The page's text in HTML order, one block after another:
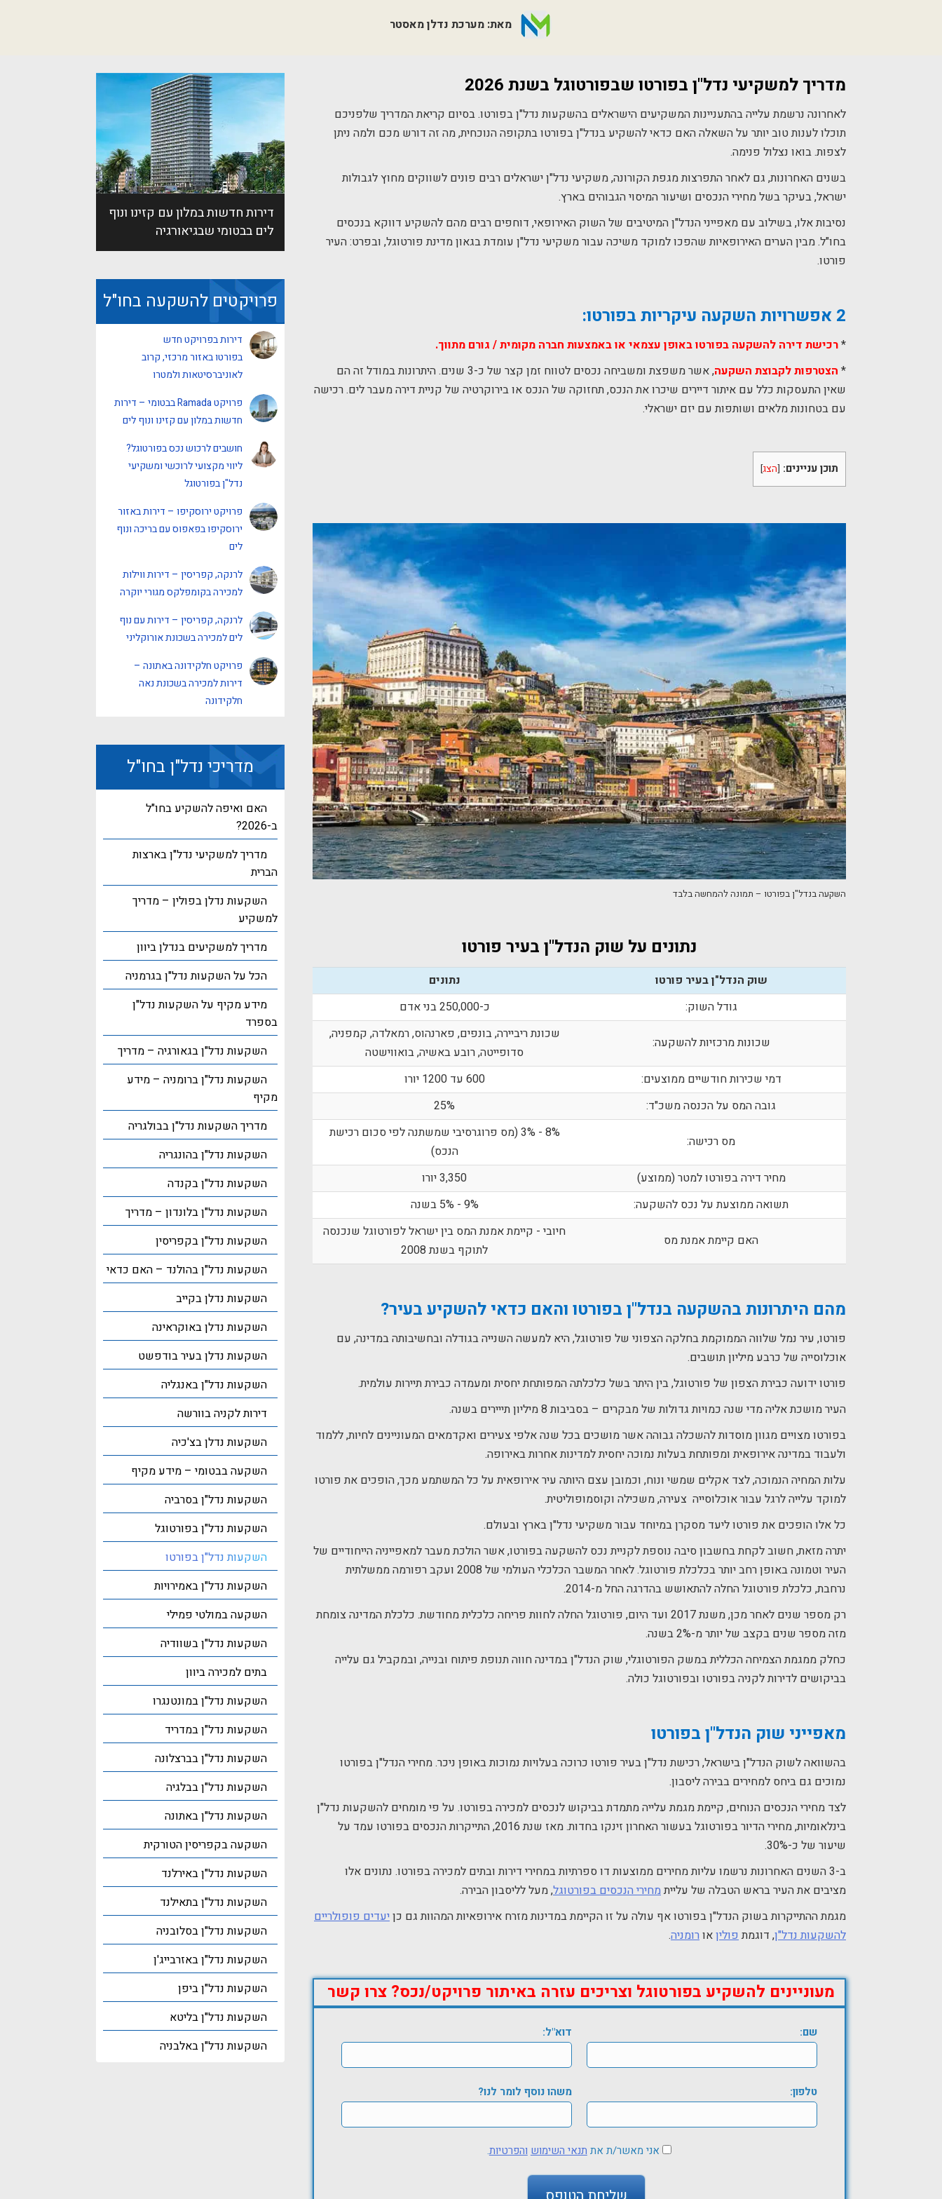
מאת: מערכת נדלן מאסטר
מדריך למשקיעי נדל"ן בפורטו שבפורטוגל בשנת 2026
לאחרונה נרשמת עלייה בהתעניינות המשקיעים הישראלים בהשקעות נדל"ן בפורטו. בסיום קריאת המדריך שלפניכם
תוכלו לענות טוב יותר על השאלה האם כדאי להשקיע בנדל"ן בפורטו בתקופה הנוכחית, מה זה דורש מכם ולמה ניתן
לצפות. בואו נצלול פנימה.
בשנים האחרונות, גם לאחר התפרצות מגפת הקורונה, משקיעי נדל"ן ישראלים רבים פונים לשווקים מחוץ לגבולות
ישראל, בעיקר בשל מחירי הנכסים ושיעור המיסוי הגבוהים בארץ.
נסיבות אלו, בשילוב עם מאפייני הנדל"ן המיטיבים של השוק האירופאי, דוחפים רבים מהם להשקיע דווקא בנכסים
בחו"ל. מבין הערים האירופאיות שהפכו למוקד משיכה עבור משקיעי נדל"ן עומדת בגאון מדינת פורטוגל, ובפרט: העיר
פורטו.
2 אפשרויות השקעה עיקריות בפורטו:
*רכישת דירה להשקעה בפורטו באופן עצמאי או באמצעות חברה מקומית / גורם מתווך.
* הצטרפות לקבוצת השקעה
, אשר משפצת ומשביחה נכסים לטווח זמן קצר של כ-3 שנים. היתרונות במודל זה הם
שאין התעסקות כלל עם איתור דיירים שיכרו את הנכס, תחזוקה של הנכס או בירוקרטיה של קניית דירה מעבר לים. רכישה
עם בטחונות מלאים ושותפות עם יזם ישראלי.
תוכן עניינים: [הצג]
השקעה בנדל"ן בפורטו – תמונה להמחשה בלבד
נתונים על שוק הנדל"ן בעיר פורטו
שוק הנדל"ן בעיר פורטו
נתונים
גודל השוק:
כ-250,000 בני אדם
שכונות מרכזיות להשקעה:
שכונת ריביירה, בונפים, פארנהוס, רמאלדה, קמפניה,
סדופייטה, רובע באשיה, בואווישטה
דמי שכירות חודשיים ממוצעים:
600 עד 1200 יורו
גובה המס על הכנסה משכ"ד:
25%
מס רכישה:
8% - 3% (מס פרוגרסיבי שמשתנה לפי סכום רכישת
הנכס)
מחיר דירה בפורטו למטר (ממוצע)
3,350 יורו
תשואה ממוצעת על נכס להשקעה:
9% - 5% בשנה
האם קיימת אמנת מס
חיובי - קיימת אמנת המס בין ישראל לפורטוגל שנכנסה
לתוקף בשנת 2008
מהם היתרונות בהשקעה בנדל"ן בפורטו והאם כדאי להשקיע בעיר?
פורטו, עיר נמל שלווה הממוקמת בחלקה הצפוני של פורטוגל, היא למעשה השנייה בגודלה ובחשיבותה במדינה, עם
אוכלוסייה של כרבע מיליון תושבים.
פורטו ידועה כבירת הצפון של פורטוגל, בין היתר בשל כלכלתה המפותחת יחסית ומעמדה כבירת תיירות עולמית.
העיר מושכת אליה מדי שנה כמויות גדולות של מבקרים – בסביבות 8 מיליון תייירים בשנה.
בפורטו מצויים מגוון מוסדות להשכלה גבוהה אשר מושכים בכל שנה אלפי צעירים ואקדמאים המעוניינים לחיות, ללמוד
ולעבוד במדינה אירופאית ומפותחת בעלות נמוכה יחסית למדינות אחרות באירופה.
עלות המחיה הנמוכה, לצד אקלים שמשי ונוח, וכמובן עצם היותה עיר אירופאית על כל המשתמע מכך, הופכים את פורטו
למוקד עלייה לרגל עבור אוכלוסייה צעירה, משכילה וקוסמופוליטית.
כל אלו הופכים את פורטו ליעד מסקרן במיוחד עבור משקיעי נדל"ן בארץ ובעולם.
יתרה מזאת, חשוב לקחת בחשבון סיבה נוספת לקניית נכס להשקעה בפורטו, אשר הולכת מעבר למאפייניה הייחודיים של
העיר וטמונה באופן רחב יותר בכלכלת פורטוגל. לאחר המשבר הכלכלי העולמי של 2008 ועקב רפורמה ממשלתית
נרחבת, כלכלת פורטוגל החלה להתאושש בהדרגה החל מ-2014.
רק מספר שנים לאחר מכן, משנת 2017 ועד היום, פורטוגל החלה לחוות פריחה כלכלית מחודשת. כלכלת המדינה צומחת
מזה מספר שנים בקצב של יותר מ-2% בשנה.
כחלק ממגמת הצמיחה הכללית במשק הפורטוגלי, שוק הנדל"ן במדינה חווה תנופת פיתוח ובנייה, ובמקביל גם עלייה
בביקושים לדירות לקניה בפורטו ובפורטוגל כולה.
מאפייני שוק הנדל"ן בפורטו
בהשוואה לשוק הנדל"ן בישראל, רכישת נדל"ן בעיר פורטו כרוכה בעלויות נמוכות באופן ניכר. מחירי הנדל"ן בפורטו
נמוכים גם ביחס למחירים בבירה ליסבון.
לצד מחירי הנכסים הנוחים, קיימת מגמת עלייה מתמדת בביקוש לנכסים למכירה בפורטו. על פי מומחים להשקעות נדל"ן
בינלאומיות, מחירי הדיור בפורטוגל בעשור האחרון זינקו בחדות. מאז שנת 2016, התייקרות הנכסים בפורטו עמד על
שיעור של כ-30%.
ב-3 השנים האחרונות נרשמו עליות מחירים ממוצעות דו ספרתיות במחירי דירות ובתים למכירה בפורטו. נתונים אלו
מציבים את העיר בראש הטבלה של עלייתמחירי הנכסים בפורטוגל, מעל לליסבון הבירה.
מגמת ההתייקרות בשוק הנדל"ן בפורטו אף עולה על זו הקיימת במדינות מזרח אירופאיות המהוות גם כןיעדים פופולריים
להשקעות נדל"ן, דוגמתפוליןאורומניה.
מעוניינים להשקיע בפורטוגל וצריכים עזרה באיתור פרויקט/נכס? צרו קשר
שם: דוא"ל:
טלפון: משהו נוסף לומר לנו?
אני מאשר/ת את תנאי השימוש והפרטיות.
דירות חדשות במלון עם קזינו ונוף
לים בבטומי שבגיאורגיה
פרויקטים להשקעה בחו"ל
דירות בפרויקט חדש
בפורטו באזור מרכזי, קרוב
לאוניברסיטאות ולמטרו
פרויקט Ramada בבטומי – דירות
חדשות במלון עם קזינו ונוף לים
חושבים לרכוש נכס בפורטוגל?
ליווי מקצועי לרוכשי ומשקיעי
נדל"ן בפורטוגל
פרויקט ירוסקיפו – דירות באזור
ירוסקיפו בפאפוס עם בריכה ונוף
לים
לרנקה, קפריסין – דירות ווילות
למכירה בקומפלקס מגורי יוקרה
לרנקה, קפריסין – דירות עם נוף
לים למכירה בשכונת אורוקליני
פרויקט חלקידונה באתונה –
דירות למכירה בשכונת נאה
חלקידונה
מדריכי נדל"ן בחו"ל
האם ואיפה להשקיע בחו"ל
ב-2026?
מדריך למשקיעי נדל"ן בארצות
הברית
השקעות נדלן בפולין – מדריך
למשקיע
מדריך למשקיעים בנדלן ביוון
הכל על השקעות נדל"ן בגרמניה
מידע מקיף על השקעות נדל"ן
בספרד
השקעות נדל"ן בגאורגיה – מדריך
השקעות נדל"ן ברומניה – מידע
מקיף
מדריך השקעות נדל"ן בבולגריה
השקעות נדל"ן בהונגריה
השקעות נדל"ן בקנדה
השקעות נדל"ן בלונדון – מדריך
השקעות נדל"ן בקפריסין
השקעות נדל"ן בהולנד – האם כדאי
השקעות נדלן בקייב
השקעות נדלן באוקראינה
השקעות נדלן בעיר בודפשט
השקעות נדל"ן באנגליה
דירות לקניה בוורשה
השקעות נדלן בצ'כיה
השקעה בבטומי – מידע מקיף
השקעות נדל"ן בסרביה
השקעות נדל"ן בפורטוגל
השקעות נדל"ן בפורטו
השקעות נדל"ן באמירויות
השקעה במולטי פמילי
השקעות נדל"ן בשוודיה
בתים למכירה ביוון
השקעות נדל"ן במונטנגרו
השקעות נדל"ן במדריד
השקעות נדל"ן בברצלונה
השקעות נדל"ן בבלגיה
השקעות נדל"ן באתונה
השקעה בקפריסין הטורקית
השקעות נדל"ן באירלנד
השקעות נדל"ן בתאילנד
השקעות נדל"ן בסלובניה
השקעות נדל"ן באזרבייג'ן
השקעות נדל"ן ביפן
השקעות נדל"ן בליטא
השקעות נדל"ן באלבניה